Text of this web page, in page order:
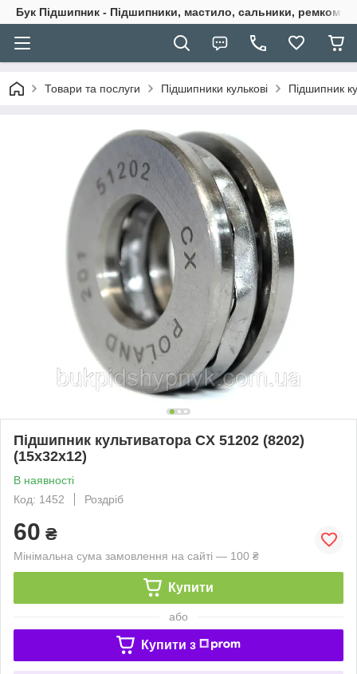
Бук Підшипник - Підшипники, мастило, сальники,
Товари та послуги Підшипники кулькові Підшипник
Підшипник культиватора CX 51202 (8202)
(15x32x12)
В наявності
Код: 1452
Роздріб
60 ₴
Мінімальна сума замовлення на сайті — 100 ₴
Купити
або
Купити з